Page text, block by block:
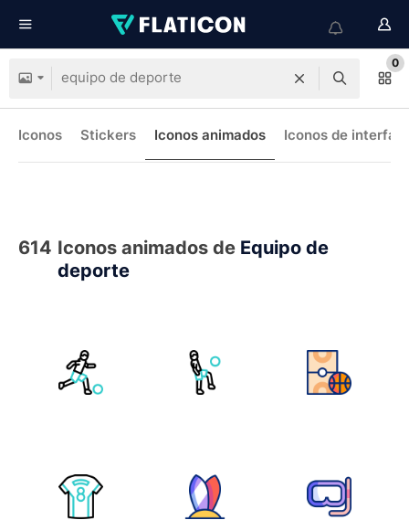
0
Iconos Stickers Iconos animados Iconos de interfaz
614 Iconos animados de Equipo de
deporte